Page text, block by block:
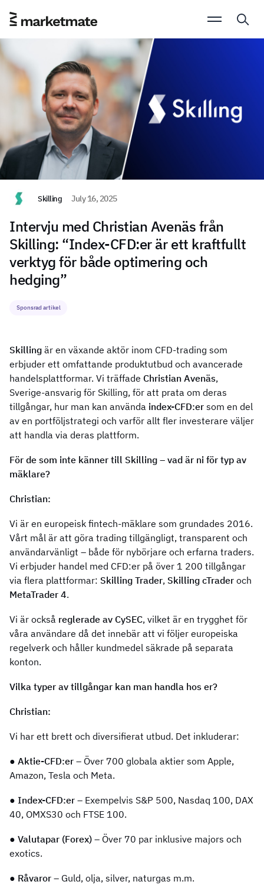
Skilling July 16, 2025
Intervju med Christian Avenäs från
Skilling: “Index-CFD:er är ett kraftfullt
verktyg för både optimering och
hedging”
Sponsrad artikel
Skilling är en växande aktör inom CFD-trading som
erbjuder ett omfattande produktutbud och avancerade
handelsplattformar. Vi träffade Christian Avenäs,
Sverige-ansvarig för Skilling, för att prata om deras
tillgångar, hur man kan använda index-CFD:er som en del
av en portföljstrategi och varför allt fler investerare väljer
att handla via deras plattform.
För de som inte känner till Skilling – vad är ni för typ av
mäklare?
Christian:
Vi är en europeisk fintech-mäklare som grundades 2016.
Vårt mål är att göra trading tillgängligt, transparent och
användarvänligt – både för nybörjare och erfarna traders.
Vi erbjuder handel med CFD:er på över 1 200 tillgångar
via flera plattformar: Skilling Trader, Skilling cTrader och
MetaTrader 4.
Vi är också reglerade av CySEC, vilket är en trygghet för
våra användare då det innebär att vi följer europeiska
regelverk och håller kundmedel säkrade på separata
konton.
Vilka typer av tillgångar kan man handla hos er?
Christian:
Vi har ett brett och diversifierat utbud. Det inkluderar:
● Aktie-CFD:er – Över 700 globala aktier som Apple,
Amazon, Tesla och Meta.
● Index-CFD:er – Exempelvis S&P 500, Nasdaq 100, DAX
40, OMXS30 och FTSE 100.
● Valutapar (Forex) – Över 70 par inklusive majors och
exotics.
● Råvaror – Guld, olja, silver, naturgas m.m.